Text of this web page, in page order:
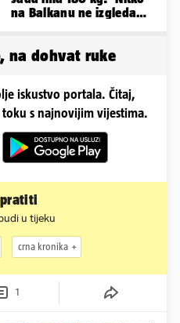
na Balkanu ne izgleda
na dohvat ruke
iskustvo portala. Čitaj,
s najnovijim vijestima.
u tijeku
crna kronika
1